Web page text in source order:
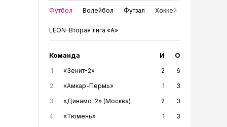
Футбол Волейбол Футзал Хоккей
LEON-Вторая лига «А»
Команда И О
1 «Зенит-2» 2
6
2
«Амкар-Пермь» 1
3
3
«Динамо-2» (Москва) 2
3
4
«Тюмень» 1
3